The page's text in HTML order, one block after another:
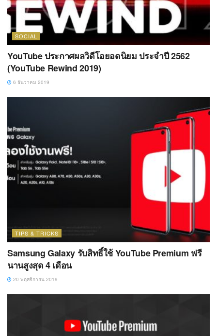
SOCIAL
YouTube ประกาศผลวิดีโอยอดนิยม ประจำปี 2562
(YouTube Rewind 2019)
6 ธันวาคม 2019
TIPS & TRICKS
Samsung Galaxy รับสิทธิ์ใช้ YouTube Premium ฟรี
นานสูงสุด 4 เดือน
20 พฤศจิกายน 2019